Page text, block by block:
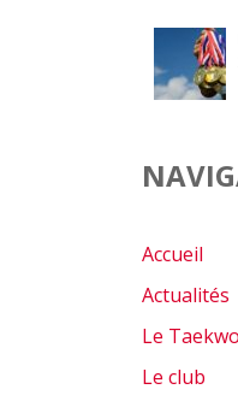
Accueil
Actualités
Le
Le club